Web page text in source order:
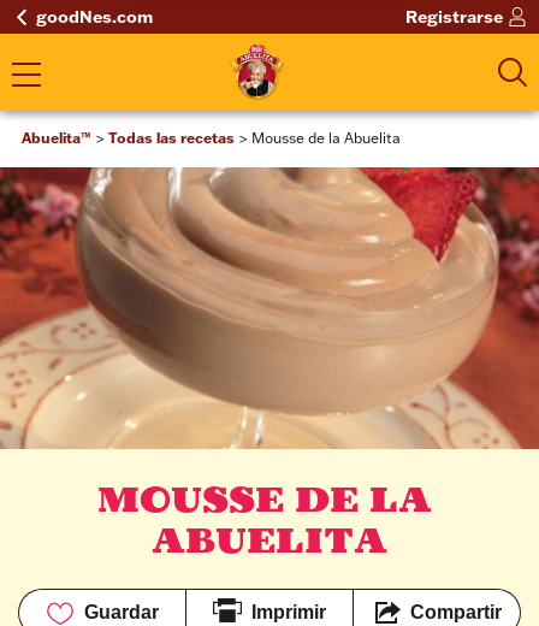
goodNes.com Registrarse
Abuelita™ Todas las recetas Mousse de la Abuelita
MOUSSE DE LA
ABUELITA
Guardar Imprimir Compartir